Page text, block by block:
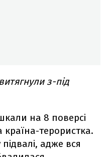
з-під
на 8 поверсі
терористка.
адже вся